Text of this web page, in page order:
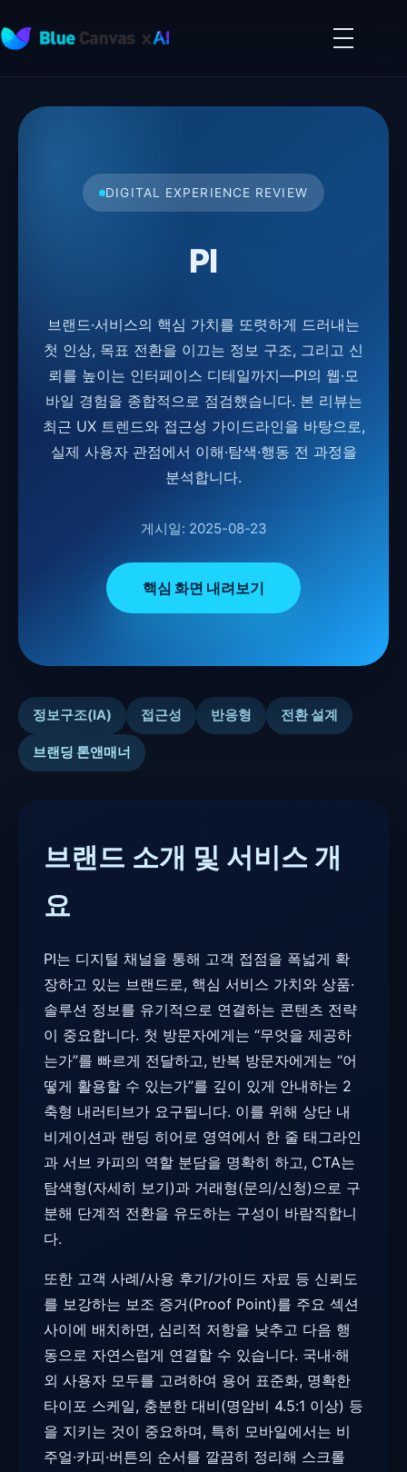
BLUECANVAS
메
뉴
DIGITAL EXPERIENCE REVIEW
PI
브랜드·서비스의 핵심 가치를 또렷하게 드러내는
첫 인상, 목표 전환을 이끄는 정보 구조, 그리고 신
뢰를 높이는 인터페이스 디테일까지—PI의 웹·모
바일 경험을 종합적으로 점검했습니다. 본 리뷰는
최근 UX 트렌드와 접근성 가이드라인을 바탕으로,
실제 사용자 관점에서 이해·탐색·행동 전 과정을
분석합니다.
게시일: 2025-08-23
핵심 화면 내려보기
정보구조(IA) 접근성 반응형 전환 설계
브랜딩 톤앤매너
브랜드 소개 및 서비스 개
요
PI는 디지털 채널을 통해 고객 접점을 폭넓게 확
장하고 있는 브랜드로, 핵심 서비스 가치와 상품·
솔루션 정보를 유기적으로 연결하는 콘텐츠 전략
이 중요합니다. 첫 방문자에게는 “무엇을 제공하
는가”를 빠르게 전달하고, 반복 방문자에게는 “어
떻게 활용할 수 있는가”를 깊이 있게 안내하는 2
축형 내러티브가 요구됩니다. 이를 위해 상단 내
비게이션과 랜딩 히어로 영역에서 한 줄 태그라인
과 서브 카피의 역할 분담을 명확히 하고, CTA는
탐색형(자세히 보기)과 거래형(문의/신청)으로 구
분해 단계적 전환을 유도하는 구성이 바람직합니
다.
또한 고객 사례/사용 후기/가이드 자료 등 신뢰도
를 보강하는 보조 증거(Proof Point)를 주요 섹션
사이에 배치하면, 심리적 저항을 낮추고 다음 행
동으로 자연스럽게 연결할 수 있습니다. 국내·해
외 사용자 모두를 고려하여 용어 표준화, 명확한
타이포 스케일, 충분한 대비(명암비 4.5:1 이상) 등
을 지키는 것이 중요하며, 특히 모바일에서는 비
주얼·카피·버튼의 순서를 깔끔히 정리해 스크롤